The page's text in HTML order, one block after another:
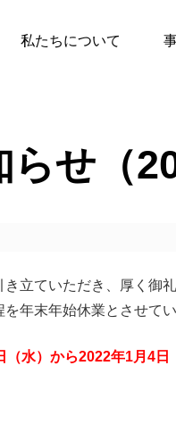
私たちについて
せ（
立ていただき、厚く御礼
年末年始休業とさせてい
水）から2022年1月4日